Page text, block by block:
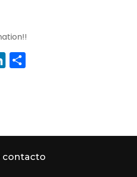
LinkedIn
contacto